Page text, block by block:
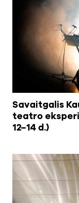
Savaitgalis
teatro
12–14 d.)